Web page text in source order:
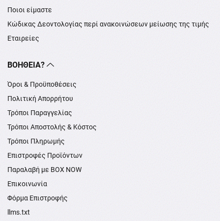
Ποιοι είμαστε
Κώδικας Δεοντολογίας περί ανακοινώσεων μείωσης της τιμής
Εταιρείες
ΒΟΉΘΕΙΑ?
Όροι & Προϋποθέσεις
Πολιτική Απορρήτου
Τρόποι Παραγγελίας
Τρόποι Αποστολής & Κόστος
Τρόποι Πληρωμής
Επιστροφές Προϊόντων
Παραλαβή με BOX NOW
Επικοινωνία
Φόρμα Επιστροφής
llms.txt